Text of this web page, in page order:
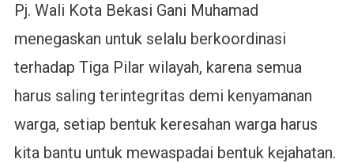
Pj. Wali Kota Bekasi Gani Muhamad
menegaskan untuk selalu berkoordinasi
terhadap Tiga Pilar wilayah, karena semua
harus saling terintegritas demi kenyamanan
warga, setiap bentuk keresahan warga harus
kita bantu untuk mewaspadai bentuk kejahatan.